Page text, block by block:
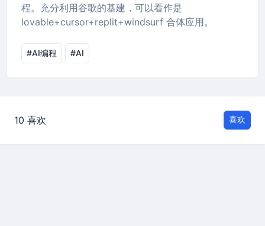
程。充分利用谷歌的基建，可以看作是
lovable+cursor+replit+windsurf 合体应用。
#AI编程 #AI
10 喜欢 喜欢